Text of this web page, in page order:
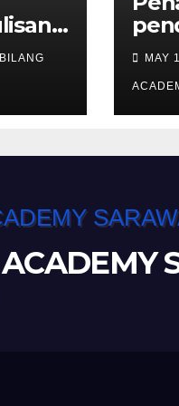
PhD
MAY